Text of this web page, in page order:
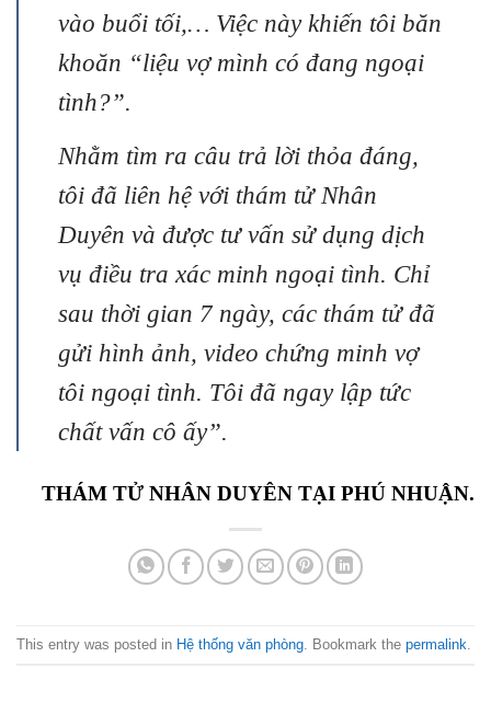
vào buổi tối,… Việc này khiến tôi băn
khoăn “liệu vợ mình có đang ngoại
tình?”.
Nhằm tìm ra câu trả lời thỏa đáng,
tôi đã liên hệ với thám tử Nhân
Duyên và được tư vấn sử dụng dịch
vụ điều tra xác minh ngoại tình. Chỉ
sau thời gian 7 ngày, các thám tử đã
gửi hình ảnh, video chứng minh vợ
tôi ngoại tình. Tôi đã ngay lập tức
chất vấn cô ấy”.
THÁM TỬ NHÂN DUYÊN TẠI PHÚ NHUẬN.
This entry was posted in Hệ thống văn phòng . Bookmark the permalink